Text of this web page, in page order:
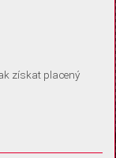
a
abychom se
upravit ve Správě
získat placený